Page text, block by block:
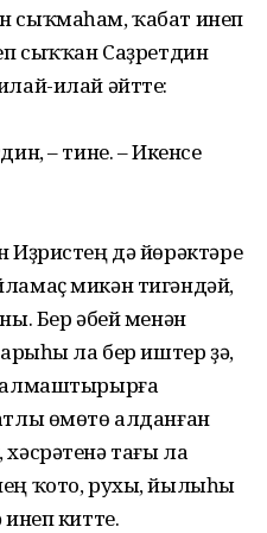
сыҡмаһам, ҡабат инеп
сыҡҡан Саҙретдин
илай әйтте:
– тине. – Икенсе
дә йөрәктәре
микән тигәндәй,
Бер әбей менән
ла бер иштер ҙә,
алмаштырырға
өмөтө алданған
тағы ла
ҡото, рухы, йылыһы
китте.